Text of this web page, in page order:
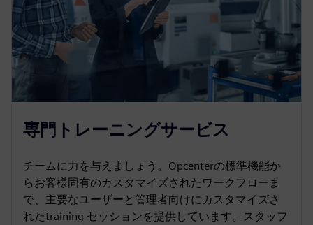
専門トレーニングサービス
チームに力を与えましょう。Opcenterの標準機能か
らお客様固有のカスタマイズされたワークフローま
で、主要なユーザーと管理者向けにカスタマイズさ
れたtraining セッションを提供しています。スタッフ